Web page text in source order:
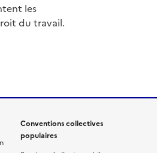
les
du travail.
Conventions collectives
populaires